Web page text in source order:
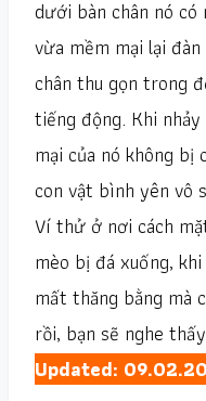
dưới bàn chân nó
vừa mềm mại lại
chân thu gọn trong
tiếng động. Khi
mại của nó không bị
con vật bình yên vô
Ví thử ở nơi cách
mèo bị đá xuống,
mất thăng bằng mà
rồi, bạn sẽ nghe
Updated: